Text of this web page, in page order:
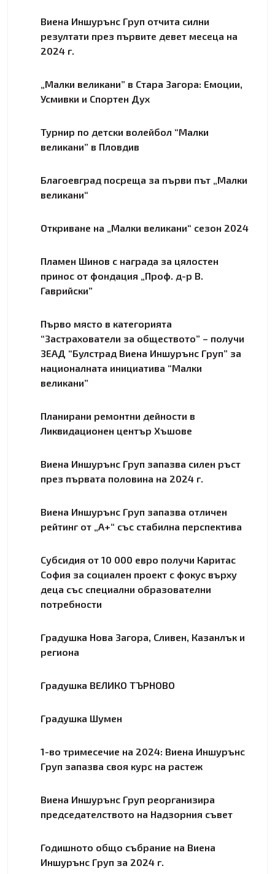
Виена Иншурънс Груп отчита силни
резултати през първите девет месеца на
2024 г.
„Малки великани” в Стара Загора: Емоции,
Усмивки и Спортен Дух
Турнир по детски волейбол “Малки
великани” в Пловдив
Благоевград посреща за първи път „Малки
великани“
Откриване на „Малки великани“ сезон 2024
Пламен Шинов с награда за цялостен
принос от фондация „Проф. д-р В.
Гаврийски”
Първо място в категорията
“Застрахователи за обществото” – получи
ЗЕАД “Булстрад Виена Иншурънс Груп” за
националната инициатива “Малки
великани”
Планирани ремонтни дейности в
Ликвидационен център Хъшове
Виена Иншурънс Груп запазва силен ръст
през първата половина на 2024 г.
Виена Иншурънс Груп запазва отличен
рейтинг от „А+“ със стабилна перспектива
Субсидия от 10 000 евро получи Каритас
София за социален проект с фокус върху
деца със специални образователни
потребности
Градушка Нова Загора, Сливен, Казанлък и
региона
Градушка ВЕЛИКО ТЪРНОВО
Градушка Шумен
1-во тримесечие на 2024: Виена Иншурънс
Груп запазва своя курс на растеж
Виена Иншурънс Груп реорганизира
председателството на Надзорния съвет
Годишното общо събрание на Виена
Иншурънс Груп за 2024 г.